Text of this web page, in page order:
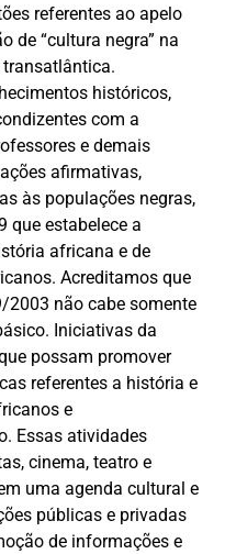
referentes ao apelo
de “cultura negra” na
históricos,
com a
e demais
afirmativas,
às populações negras,
que estabelece a
africana e de
Acreditamos que
2003 não cabe somente
Iniciativas da
possam promover
referentes a história e
e
Essas atividades
cinema, teatro e
uma agenda cultural e
públicas e privadas
de informações e